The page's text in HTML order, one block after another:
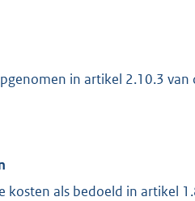
in artikel 2.10.3
kosten als bedoeld in artikel